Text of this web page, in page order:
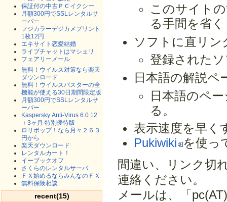
保証付の中古ＰＣイクシー
月額300円でSSLレンタルサ
ーバー
フジカラーデジカメプリント
1枚12円
エキサイト恋愛結婚
ライブチャットはマシェリ
フェアリーメール
無料！ウイルス対策なら楽天
ダウンロード
無料！ウイルスバスターの全
機能が使える30日期間限定版
月額300円でSSLレンタルサ
ーバー
Kaspersky Anti-Virus 6.0 12
＋3ヶ月 特別優待版
ロリポップ！なら月々２６３
円から
楽天ダウンロード
レンタルカート！
イーブックオフ
さくらのレンタルサーバ
ＦＸ始めるならみんなのＦＸ
無料保険相談
recent(15)
このサイト
る手間を省く
ソフトに直リ
登録された
日本語の解説ペ
日本語のペ
る。
表示速度を早く
Pukiwiki を使っ
間違い、リンク切
連絡ください。
メールは、「